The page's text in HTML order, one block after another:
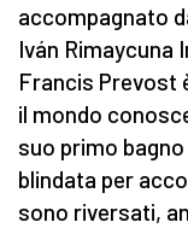
accompagnato
Iván Rimaycuna
Francis Prevost
il mondo
suo primo
blindata per
sono riversati,